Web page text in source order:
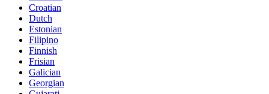
Croatian
Dutch
Estonian
Filipino
Finnish
Frisian
Galician
Georgian